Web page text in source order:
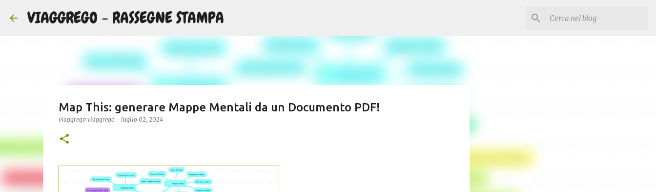
VIAGGREGO - RASSEGNE STAMPA
Map This: generare Mappe Mentali da un Documento PDF!
viaggrego viaggrego - luglio 02, 2024